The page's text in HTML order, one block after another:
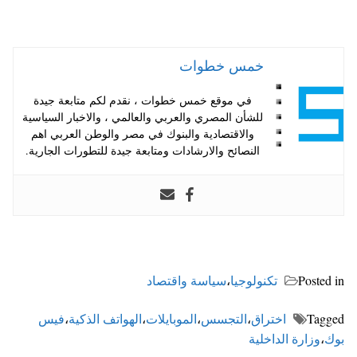
خمس خطوات
في موقع خمس خطوات ، نقدم لكم متابعة جيدة
للشأن المصري والعربي والعالمي ، والاخبار السياسية
والاقتصادية والبنوك في مصر والوطن العربي اهم
النصائح والارشادات ومتابعة جيدة للتطورات الجارية.
Posted in تكنولوجيا،سياسة واقتصاد
Tagged اختراق،التجسس،الموبايلات،الهواتف الذكية،فيس
بوك،وزارة الداخلية